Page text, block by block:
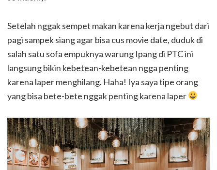
Setelah nggak sempet makan karena kerja ngebut dari
pagi sampek siang agar bisa cus movie date, duduk di
salah satu sofa empuknya warung Ipang di PTC ini
langsung bikin kebetean-kebetean ngga penting
karena laper menghilang. Haha! Iya saya tipe orang
yang bisa bete-bete nggak penting karena laper